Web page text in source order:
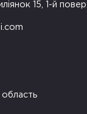
15, 1-й
область